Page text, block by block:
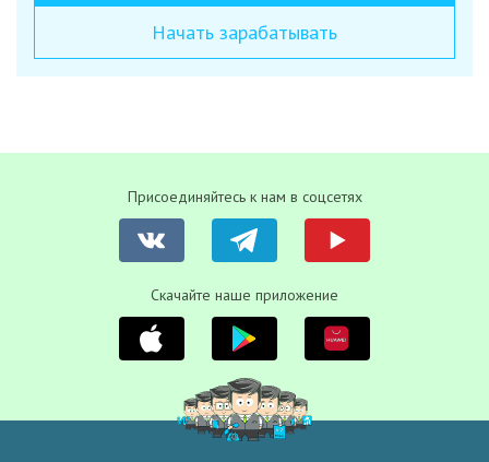
Начать зарабатывать
Присоединяйтесь к нам в соцсетях
Скачайте наше приложение